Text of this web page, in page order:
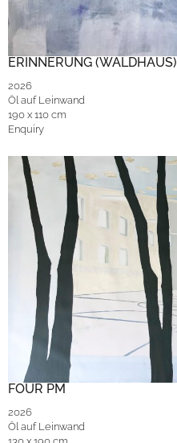
ERINNERUNG (WALDHAUS)
2026
Öl auf Leinwand
190 x 110 cm
Enquiry
FOUR PM
2026
Öl auf Leinwand